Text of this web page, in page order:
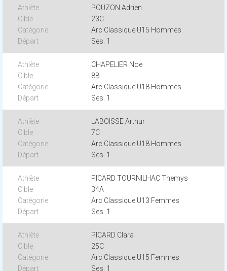
POUZON Adrien
23C
Arc Classique U15 Hommes
Ses. 1
CHAPELIER Noe
8B
Arc Classique U18 Hommes
Ses. 1
LABOISSE Arthur
7C
Arc Classique U18 Hommes
Ses. 1
PICARD TOURNILHAC Themys
34A
Arc Classique U13 Femmes
Ses. 1
PICARD Clara
25C
Arc Classique U15 Femmes
Ses. 1